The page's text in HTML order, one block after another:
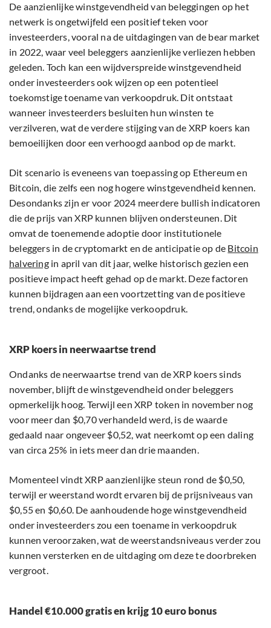
De aanzienlijke winstgevendheid van beleggingen op het
netwerk is ongetwijfeld een positief teken voor
investeerders, vooral na de uitdagingen van de bear market
in 2022, waar veel beleggers aanzienlijke verliezen hebben
geleden. Toch kan een wijdverspreide winstgevendheid
onder investeerders ook wijzen op een potentieel
toekomstige toename van verkoopdruk. Dit ontstaat
wanneer investeerders besluiten hun winsten te
verzilveren, wat de verdere stijging van de XRP koers kan
bemoeilijken door een verhoogd aanbod op de markt.
Dit scenario is eveneens van toepassing op Ethereum en
Bitcoin, die zelfs een nog hogere winstgevendheid kennen.
Desondanks zijn er voor 2024 meerdere bullish indicatoren
die de prijs van XRP kunnen blijven ondersteunen. Dit
omvat de toenemende adoptie door institutionele
beleggers in de cryptomarkt en de anticipatie op de Bitcoin
halveringin april van dit jaar, welke historisch gezien een
positieve impact heeft gehad op de markt. Deze factoren
kunnen bijdragen aan een voortzetting van de positieve
trend, ondanks de mogelijke verkoopdruk.
XRP koers in neerwaartse trend
Ondanks de neerwaartse trend van de XRP koers sinds
november, blijft de winstgevendheid onder beleggers
opmerkelijk hoog. Terwijl een XRP token in november nog
voor meer dan $0,70 verhandeld werd, is de waarde
gedaald naar ongeveer $0,52, wat neerkomt op een daling
van circa 25% in iets meer dan drie maanden.
Momenteel vindt XRP aanzienlijke steun rond de $0,50,
terwijl er weerstand wordt ervaren bij de prijsniveaus van
$0,55 en $0,60. De aanhoudende hoge winstgevendheid
onder investeerders zou een toename in verkoopdruk
kunnen veroorzaken, wat de weerstandsniveaus verder zou
kunnen versterken en de uitdaging om deze te doorbreken
vergroot.
Handel €10.000 gratis en krijg 10 euro bonus